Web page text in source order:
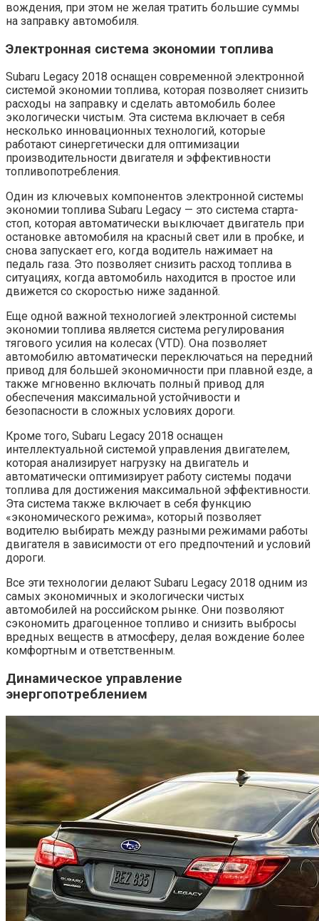
вождения, при этом не желая тратить большие суммы
на заправку автомобиля.
Электронная система экономии топлива
Subaru Legacy 2018 оснащен современной электронной
системой экономии топлива, которая позволяет снизить
расходы на заправку и сделать автомобиль более
экологически чистым. Эта система включает в себя
несколько инновационных технологий, которые
работают синергетически для оптимизации
производительности двигателя и эффективности
топливопотребления.
Один из ключевых компонентов электронной системы
экономии топлива Subaru Legacy — это система старта-
стоп, которая автоматически выключает двигатель при
остановке автомобиля на красный свет или в пробке, и
снова запускает его, когда водитель нажимает на
педаль газа. Это позволяет снизить расход топлива в
ситуациях, когда автомобиль находится в простое или
движется со скоростью ниже заданной.
Еще одной важной технологией электронной системы
экономии топлива является система регулирования
тягового усилия на колесах (VTD). Она позволяет
автомобилю автоматически переключаться на передний
привод для большей экономичности при плавной езде, а
также мгновенно включать полный привод для
обеспечения максимальной устойчивости и
безопасности в сложных условиях дороги.
Кроме того, Subaru Legacy 2018 оснащен
интеллектуальной системой управления двигателем,
которая анализирует нагрузку на двигатель и
автоматически оптимизирует работу системы подачи
топлива для достижения максимальной эффективности.
Эта система также включает в себя функцию
«экономического режима», который позволяет
водителю выбирать между разными режимами работы
двигателя в зависимости от его предпочтений и условий
дороги.
Все эти технологии делают Subaru Legacy 2018 одним из
самых экономичных и экологически чистых
автомобилей на российском рынке. Они позволяют
сэкономить драгоценное топливо и снизить выбросы
вредных веществ в атмосферу, делая вождение более
комфортным и ответственным.
Динамическое управление
энергопотреблением